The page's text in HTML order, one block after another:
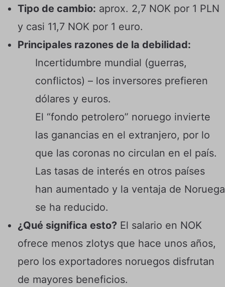
Tipo de cambio: aprox. 2,7 NOK por 1 PLN
y casi 11,7 NOK por 1 euro.
Principales razones de la debilidad:
Incertidumbre mundial (guerras,
conflictos) – los inversores prefieren
dólares y euros.
El “fondo petrolero” noruego invierte
las ganancias en el extranjero, por lo
que las coronas no circulan en el país.
Las tasas de interés en otros países
han aumentado y la ventaja de Noruega
se ha reducido.
¿Qué significa esto? El salario en NOK
ofrece menos zlotys que hace unos años,
pero los exportadores noruegos disfrutan
de mayores beneficios.